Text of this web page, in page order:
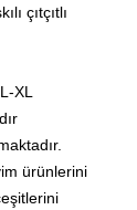
çıtçıtlı
XL
ürünlerini